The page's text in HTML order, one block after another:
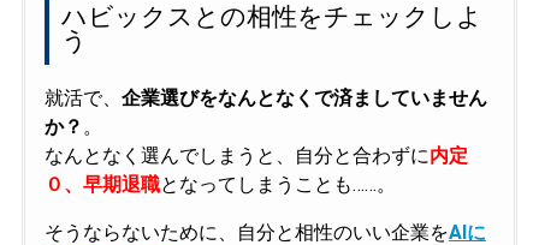
ハビックスとの相性をチェックしよ
う
就活で、 企業選びをなんとなくで済ましていません
か？ 。
なんとなく選んでしまうと、自分と合わずに内定
０、早期退職となってしまうことも……。
そうならないために、自分と相性のいい企業をAIに